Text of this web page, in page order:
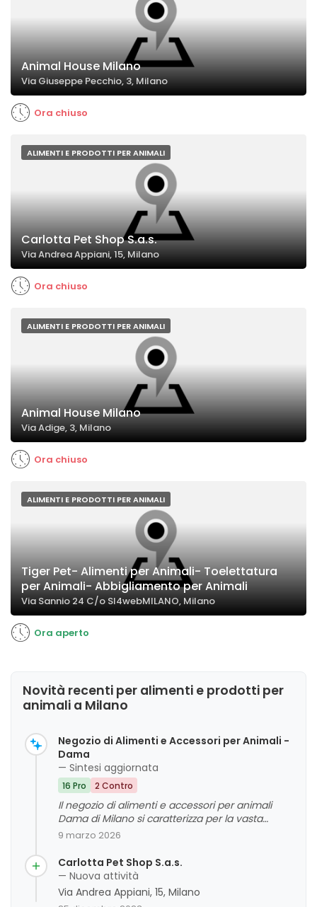
Animal House Milano
Via Giuseppe Pecchio, 3, Milano
Ora chiuso
ALIMENTI E PRODOTTI PER ANIMALI
Carlotta Pet Shop S.a.s.
Via Andrea Appiani, 15, Milano
Ora chiuso
ALIMENTI E PRODOTTI PER ANIMALI
Animal House Milano
Via Adige, 3, Milano
Ora chiuso
ALIMENTI E PRODOTTI PER ANIMALI
Tiger Pet- Alimenti per Animali- Toelettatura
per Animali- Abbigliamento per Animali
Via Sannio 24 C/o SI4webMILANO, Milano
Ora aperto
Novità recenti per alimenti e prodotti per
animali a Milano
Negozio di Alimenti e Accessori per Animali -
Dama
— Sintesi aggiornata
16 Pro 2 Contro
Il negozio di alimenti e accessori per animali
Dama di Milano si caratterizza per la vasta
gamma di prodotti di qualità e per il personale
varietà di marche e prodotti particolari, così
come l'efficienza del servizio e la competenza
dello staff. Tuttavia, alcune recensioni
evidenziano criticità legate alla comunicazione
9 marzo 2026
Carlotta Pet Shop S.a.s.
— Nuova attività
Via Andrea Appiani, 15, Milano